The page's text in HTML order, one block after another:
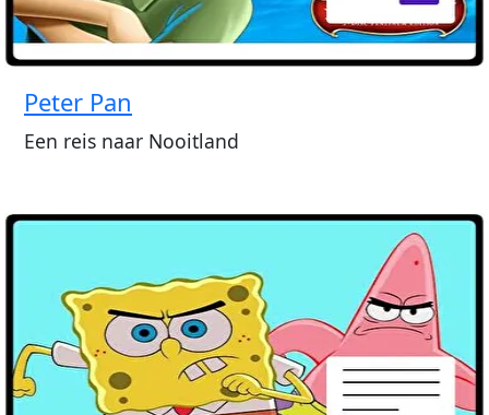
Peter Pan
Een reis naar Nooitland